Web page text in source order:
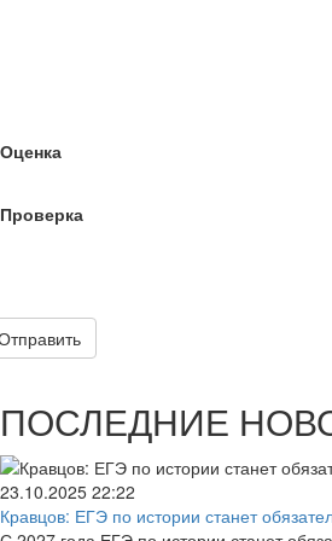
Оценка
Проверка
ПОСЛЕДНИЕ
23.10.2025 22:22
Кравцов: ЕГЭ по истории станет